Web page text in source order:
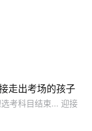
走出考场的孩子
考科目结束... 迎接